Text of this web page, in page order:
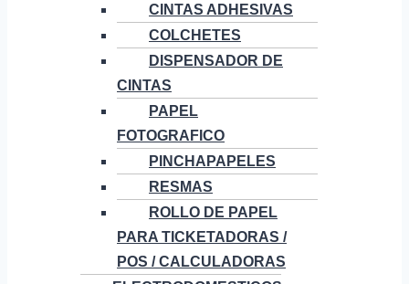
CINTAS ADHESIVAS
COLCHETES
DISPENSADOR DE
CINTAS
PAPEL
FOTOGRAFICO
PINCHAPAPELES
RESMAS
ROLLO DE PAPEL
PARA TICKETADORAS /
POS / CALCULADORAS